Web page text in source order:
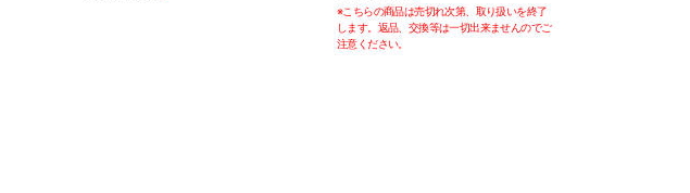
※こちらの商品は売切れ次第、取り扱いを終了
します。返品、交換等は一切出来ませんのでご
注意ください。